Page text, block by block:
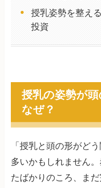
授乳姿勢を整え
投資
授乳の姿勢が
なぜ？
「授乳と頭の形がど
多いかもしれません
たばかりのころ、ま